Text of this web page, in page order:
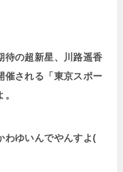
待の超新星、川路遥香
催される「東京スポー
わゆいんでやんすよ(